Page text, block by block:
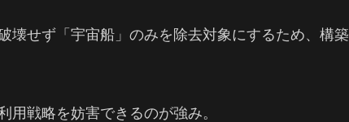
壊せず「宇宙船」のみを除去対象にするため、構築
用戦略を妨害できるのが強み。